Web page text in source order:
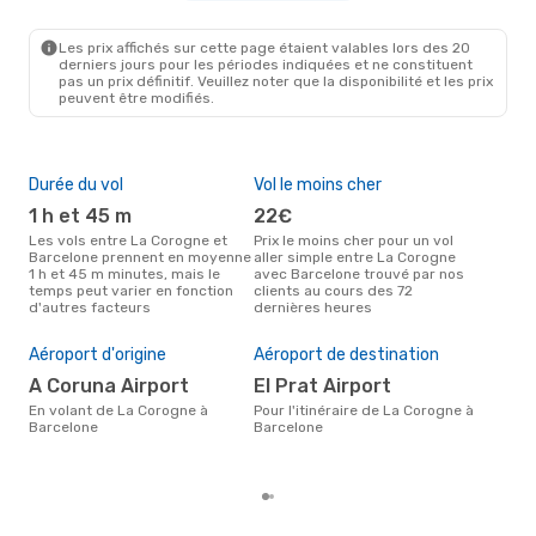
Les prix affichés sur cette page étaient valables lors des 20
derniers jours pour les périodes indiquées et ne constituent
pas un prix définitif. Veuillez noter que la disponibilité et les prix
peuvent être modifiés.
Durée du vol
1 h et 45 m
Les vols entre La Corogne et
Barcelone prennent en moyenne
1 h et 45 m minutes, mais le
temps peut varier en fonction
d'autres facteurs
Vol le moins cher
22€
Prix le moins cher pour un vol
aller simple entre La Corogne
avec Barcelone trouvé par nos
clients au cours des 72
dernières heures
Aéroport d'origine
A Coruna Airport
En volant de La Corogne à
Barcelone
Aéroport de destination
El Prat Airport
Pour l'itinéraire de La Corogne à
Barcelone